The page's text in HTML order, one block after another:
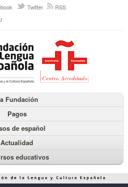
Twitter
RSS
Fundación
Pagos
de español
Actualidad
educativos